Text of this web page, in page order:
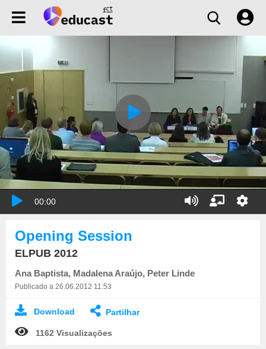
00:00
Opening Session
ELPUB 2012
Ana Baptista, Madalena Araújo, Peter Linde
Publicado a 26.06.2012 11:53
Download Partilhar
1162 Visualizações